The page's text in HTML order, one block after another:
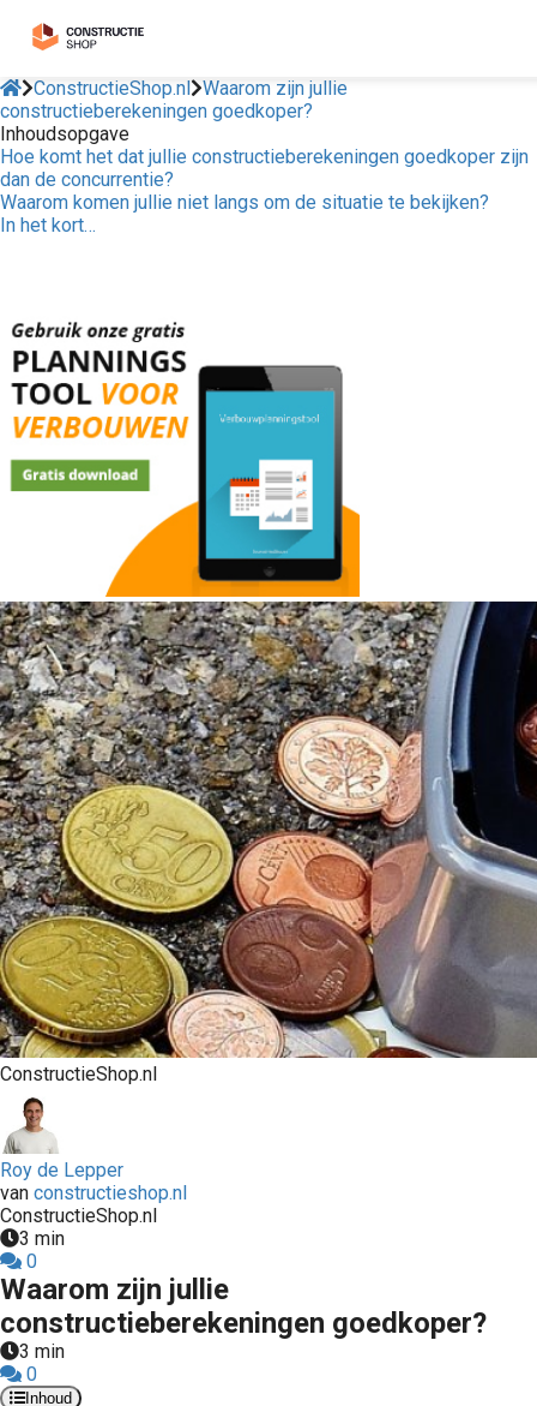
ConstructieShop.nl Waarom zijn jullie
constructieberekeningen goedkoper?
Inhoudsopgave
Hoe komt het dat jullie constructieberekeningen goedkoper zijn
dan de concurrentie?
Waarom komen jullie niet langs om de situatie te bekijken?
In het kort…
ConstructieShop.nl
Roy de Lepper
van constructieshop.nl
ConstructieShop.nl
3 min
0
Waarom zijn jullie
constructieberekeningen goedkoper?
3 min
0
Inhoud